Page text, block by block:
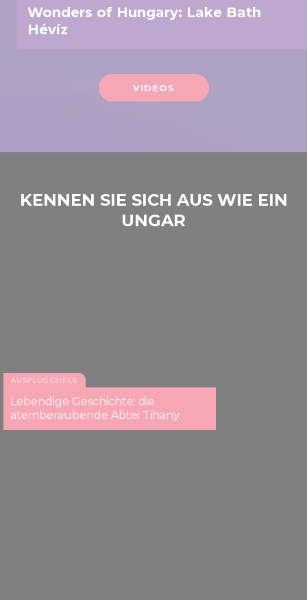
Wonders of Hungary: Lake Bath
Hévíz
VIDEOS
KENNEN SIE SICH AUS WIE EIN
UNGAR
AUSFLUGSZIELE
Lebendige Geschichte: die
atemberaubende Abtei Tihany